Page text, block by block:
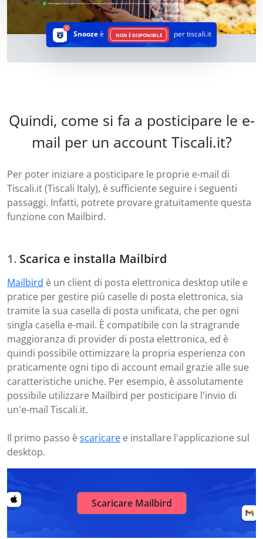
Snoozeè NON È DISPONIBILE per tiscali.it
Quindi, come si fa a posticipare le e-
mail per un account Tiscali.it?
Per poter iniziare a posticipare le proprie e-mail di
Tiscali.it (Tiscali Italy), è sufficiente seguire i seguenti
passaggi. Infatti, potrete provare gratuitamente questa
funzione con Mailbird.
Scarica e installa Mailbird
Mailbird è un client di posta elettronica desktop utile e
pratice per gestire più caselle di posta elettronica, sia
tramite la sua casella di posta unificata, che per ogni
singla casella e-mail. È compatibile con la stragrande
maggioranza di provider di posta elettronica, ed è
quindi possibile ottimizzare la propria esperienza con
praticamente ogni tipo di account email grazie alle sue
caratteristiche uniche. Per esempio, è assolutamente
possibile utilizzare Mailbird per posticipare l'invio di
un'e-mail Tiscali.it.
Il primo passo èscaricare e installare l'applicazione sul
desktop.
Scaricare Mailbird